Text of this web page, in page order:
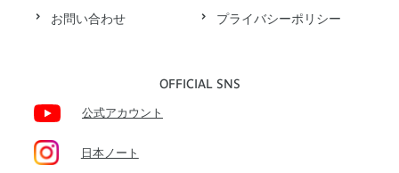
お問い合わせ プライバシーポリシー
OFFICIAL SNS
公式アカウント
日本ノート